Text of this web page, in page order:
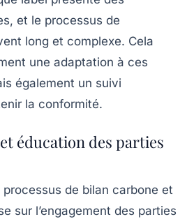
et le processus de
long et complexe. Cela
une adaptation à ces
également un suivi
la conformité.
éducation des parties
processus de bilan carbone et
sur l’engagement des parties